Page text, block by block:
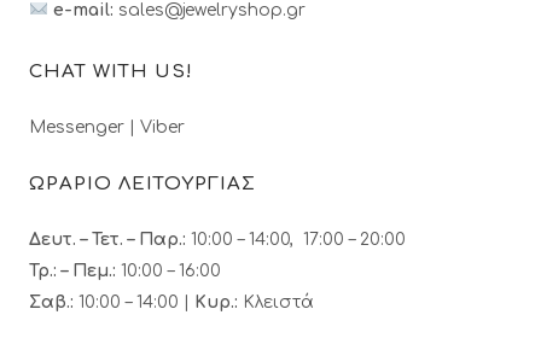
e-mail: sales@jewelryshop.gr
CHAT WITH US!
Messenger Viber
ΩΡΑΡΙΟ ΛΕΙΤΟΥΡΓΙΑΣ
Δευτ. – Τετ. – Παρ.: 10:00 – 14:00, 17:00 – 20:00
Τρ.: – Πεμ.: 10:00 – 16:00
Σαβ.: 10:00 – 14:00 | Κυρ.: Κλειστά